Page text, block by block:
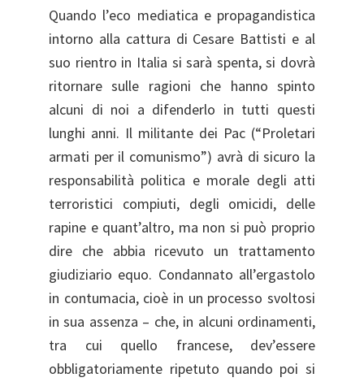
Quando l’eco mediatica e propagandistica
intorno alla cattura di Cesare Battisti e al
suo rientro in Italia si sarà spenta, si dovrà
ritornare sulle ragioni che hanno spinto
alcuni di noi a difenderlo in tutti questi
lunghi anni. Il militante dei Pac (“Proletari
armati per il comunismo”) avrà di sicuro la
responsabilità politica e morale degli atti
terroristici compiuti, degli omicidi, delle
rapine e quant’altro, ma non si può proprio
dire che abbia ricevuto un trattamento
giudiziario equo. Condannato all’ergastolo
in contumacia, cioè in un processo svoltosi
in sua assenza – che, in alcuni ordinamenti,
tra cui quello francese, dev’essere
obbligatoriamente ripetuto quando poi si